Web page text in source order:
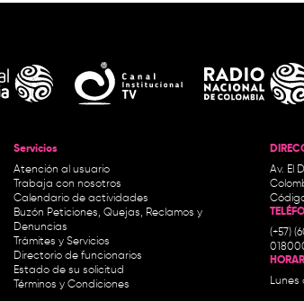
Servicios
Atención al usuario
Trabaja con nosotros
Calendario de actividades
Buzón Peticiones, Quejas, Reclamos y
Denuncias
Trámites y Servicios
Directorio de funcionarios
Estado de su solicitud
Términos y Condiciones
Av. El
Código
(+57)
Lunes